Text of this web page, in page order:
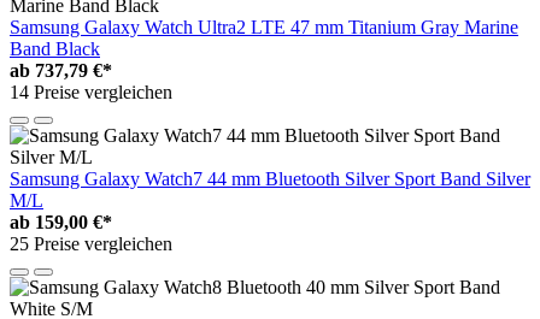
Samsung Galaxy Watch Ultra2 LTE 47 mm Titanium Gray Marine
Band Black
ab 737,79 €*
14 Preise vergleichen
Samsung Galaxy Watch7 44 mm Bluetooth Silver Sport Band Silver
M/L
ab 159,00 €*
25 Preise vergleichen